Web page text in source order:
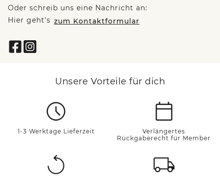
Oder schreib uns eine Nachricht an:
Hier geht’s zum Kontaktformular
Unsere Vorteile für dich
1-3 Werktage Lieferzeit
Verlängertes
Rückgaberecht für Member